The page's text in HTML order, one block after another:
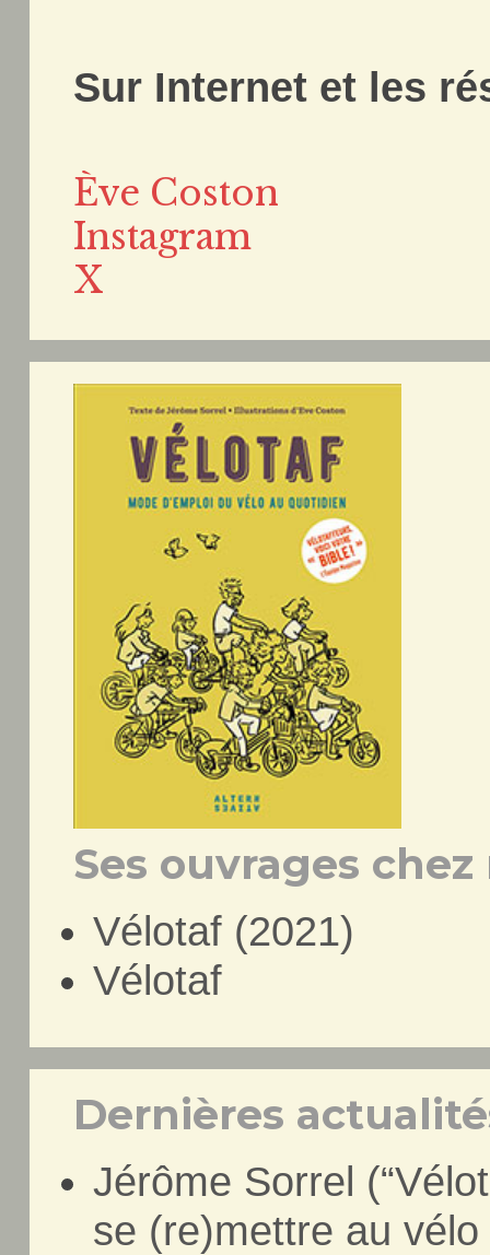
Sur Internet et les
Ève Coston
Instagram
X
Ses ouvrages chez
Vélotaf (2021)
Vélotaf
Dernières
Jérôme Sorrel
se (re)mettre au